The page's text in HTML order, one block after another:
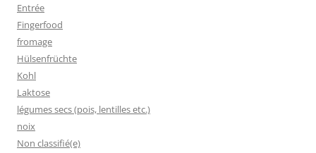
Entrée
Fingerfood
fromage
Hülsenfrüchte
Kohl
Laktose
légumes secs (pois, lentilles etc.)
noix
Non classifié(e)